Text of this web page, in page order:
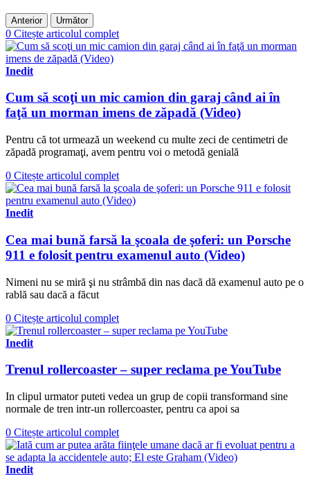
Anterior Următor
0 Citește articolul complet
Inedit
Cum să scoţi un mic camion din garaj când ai în
faţă un morman imens de zăpadă (Video)
Pentru că tot urmează un weekend cu multe zeci de centimetri de
zăpadă programaţi, avem pentru voi o metodă genială
0 Citește articolul complet
Inedit
Cea mai bună farsă la şcoala de şoferi: un Porsche
911 e folosit pentru examenul auto (Video)
Nimeni nu se miră şi nu strâmbă din nas dacă dă examenul auto pe o
rablă sau dacă a făcut
0 Citește articolul complet
Inedit
Trenul rollercoaster – super reclama pe YouTube
In clipul urmator puteti vedea un grup de copii transformand sine
normale de tren intr-un rollercoaster, pentru ca apoi sa
0 Citește articolul complet
Inedit